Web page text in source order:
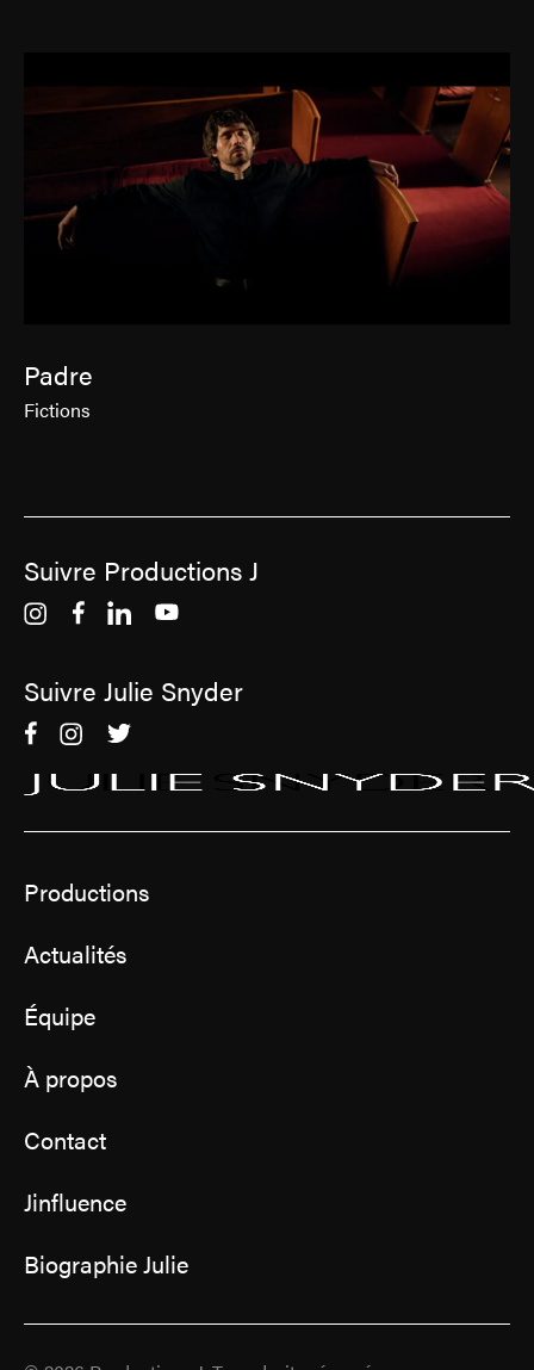
Padre
Fictions
Suivre Productions J
Suivre Julie Snyder
Productions
Actualités
Équipe
À propos
Contact
Jinfluence
Biographie Julie